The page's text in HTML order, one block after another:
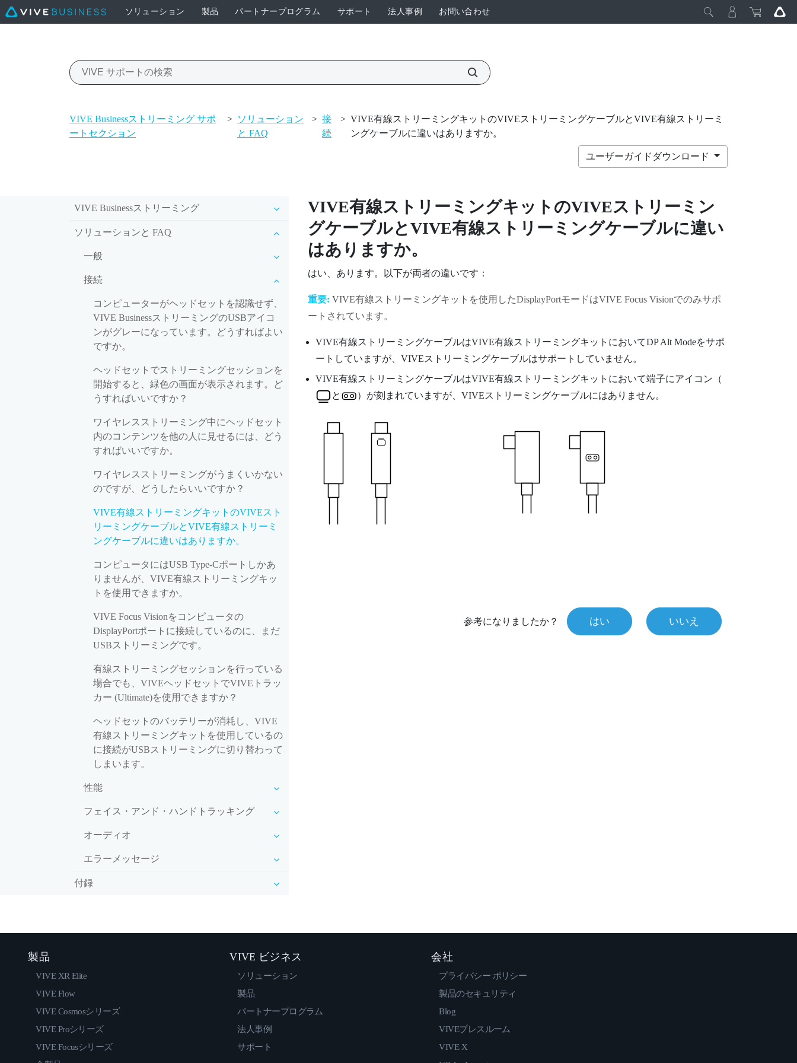
ソリューション 製品 パートナープログラム サポート 法人事例 お問い合わせ
VIVE Businessストリーミング サポ
ートセクション
> ソリューション
と FAQ
> 接
続
> VIVE有線ストリーミングキットのVIVEストリーミングケーブルとVIVE有線ストリーミ
ングケーブルに違いはありますか。
ユーザーガイドダウンロード
VIVE Businessストリーミング
ソリューションと FAQ
一般
接続
コンピューターがヘッドセットを認識せず、
VIVE BusinessストリーミングのUSBアイコ
ンがグレーになっています。どうすればよい
ですか。
ヘッドセットでストリーミングセッションを
開始すると、緑色の画面が表示されます。ど
うすればいいですか？
ワイヤレスストリーミング中にヘッドセット
内のコンテンツを他の人に見せるには、どう
すればいいですか。
ワイヤレスストリーミングがうまくいかない
のですが、どうしたらいいですか？
VIVE有線ストリーミングキットのVIVEスト
リーミングケーブルとVIVE有線ストリーミ
ングケーブルに違いはありますか。
コンピュータにはUSB Type-Cポートしかあ
りませんが、VIVE有線ストリーミングキッ
トを使用できますか。
VIVE Focus Visionをコンピュータの
DisplayPortポートに接続しているのに、まだ
USBストリーミングです。
有線ストリーミングセッションを行っている
場合でも、VIVEヘッドセットでVIVEトラッ
カー (Ultimate)を使用できますか？
ヘッドセットのバッテリーが消耗し、VIVE
有線ストリーミングキットを使用しているの
に接続がUSBストリーミングに切り替わって
しまいます。
性能
フェイス・アンド・ハンドトラッキング
オーディオ
エラーメッセージ
付録
VIVE有線ストリーミングキット のVIVEストリーミン
グケーブルとVIVE有線ストリーミングケーブルに違い
はありますか。
はい、あります。以下が両者の違いです：
重要: VIVE有線ストリーミングキット を使用したDisplayPortモードはVIVE Focus Visionでのみサポ
ートされています。
VIVE有線ストリーミングケーブルはVIVE有線ストリーミングキット においてDP Alt Modeをサポ
ートしていますが、 VIVEストリーミングケーブルはサポートしていません。
VIVE有線ストリーミングケーブルはVIVE有線ストリーミングキット において端子にアイコン（
と
）が刻まれていますが、 VIVEストリーミングケーブルにはありません。
参考になりましたか？ はい いいえ
製品
VIVE XR Elite
VIVE Flow
VIVE Cosmosシリーズ
VIVE Proシリーズ
VIVE Focusシリーズ
VIVE ビジネス
ソリューション
製品
パートナープログラム
法人事例
サポート
会社
プライバシー ポリシー
製品のセキュリティ
Blog
VIVEプレスルーム
VIVE X